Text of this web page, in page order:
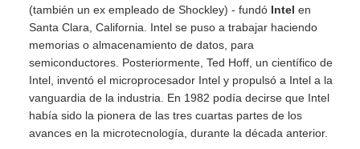
(también un ex empleado de Shockley) - fundó Intel en
Santa Clara, California. Intel se puso a trabajar haciendo
memorias o almacenamiento de datos, para
semiconductores. Posteriormente, Ted Hoff, un científico de
Intel, inventó el microprocesador Intel y propulsó a Intel a la
vanguardia de la industria. En 1982 podía decirse que Intel
había sido la pionera de las tres cuartas partes de los
avances en la microtecnología, durante la década anterior.